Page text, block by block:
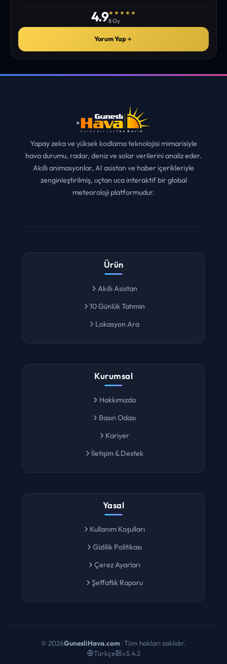
4.9★★★★★
Yapay zeka ve yüksek kodlama teknolojisi mimarisiyle
hava durumu, radar, deniz ve solar verilerini analiz eder.
Akıllı animasyonlar, AI asistan ve haber içerikleriyle
zenginleştirilmiş, uçtan uca interaktif bir global
Ürün
Kurumsal
Yasal
GunesliHava.com· Tüm hakları saklıdır.